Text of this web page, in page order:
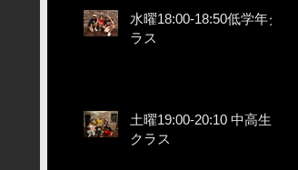
水曜18:00-18:50低学年ク
ラス
土曜19:00-20:10 中高生
クラス